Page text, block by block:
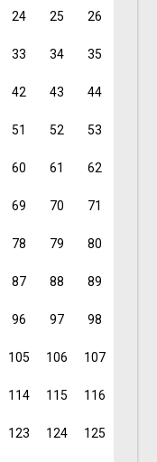
24 25 26
33 34 35
42 43 44
51 52 53
60 61 62
69 70 71
78 79 80
87 88 89
96 97 98
105 106 107
114 115 116
123 124 125